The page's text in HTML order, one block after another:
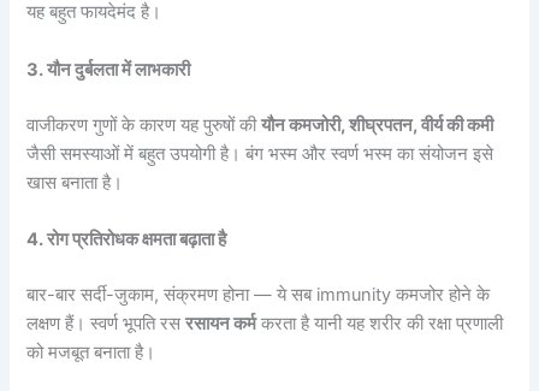
यह बहुत फायदेमंद है।
3. यौन दुर्बलता में लाभकारी
वाजीकरण गुणों के कारण यह पुरुषों कीयौन कमजोरी, शीघ्रपतन, वीर्य की कमी
जैसी समस्याओं में बहुत उपयोगी है। बंग भस्म और स्वर्ण भस्म का संयोजन इसे
खास बनाता है।
4. रोग प्रतिरोधक क्षमता बढ़ाता है
बार-बार सर्दी-जुकाम, संक्रमण होना — ये सब immunity कमजोर होने के
लक्षण हैं। स्वर्ण भूपति रसरसायन कर्मकरता है यानी यह शरीर की रक्षा प्रणाली
को मजबूत बनाता है।